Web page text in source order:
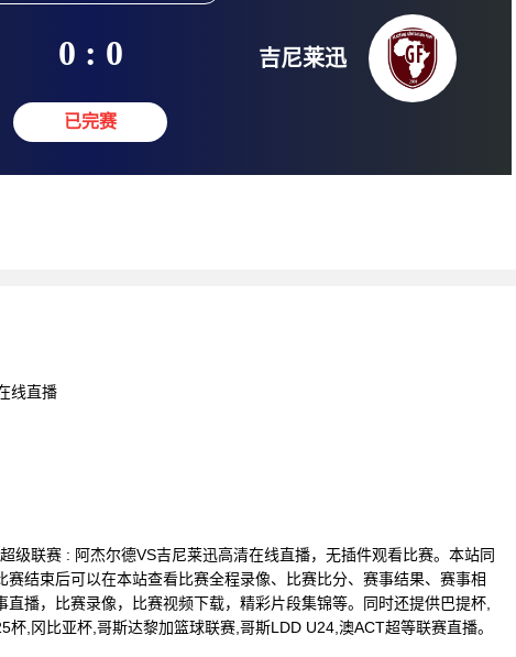
0 : 0
已完赛
吉尼莱迅
线直播
级联赛 : 阿杰尔德VS吉尼莱迅高清在线直播，无插件观看比赛。本站同
结束后可以在本站查看比赛全程录像、比赛比分、赛事结果、赛事相
播，比赛录像，比赛视频下载，精彩片段集锦等。同时还提供巴提杯,
,冈比亚杯,哥斯达黎加篮球联赛,哥斯LDD U24,澳ACT超等联赛直播。